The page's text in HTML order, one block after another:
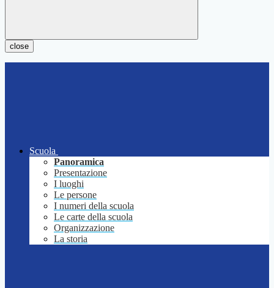
close
Scuola
Panoramica
Presentazione
I luoghi
Le persone
I numeri della scuola
Le carte della scuola
Organizzazione
La storia